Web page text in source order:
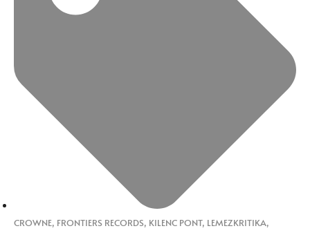
CROWNE, FRONTIERS RECORDS, KILENC PONT, LEMEZKRITIKA,